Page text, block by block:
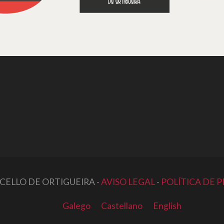
DE ORTIGUEIRA -AVISO LEGAL- POLÍTICA DE
Galego Castellano English